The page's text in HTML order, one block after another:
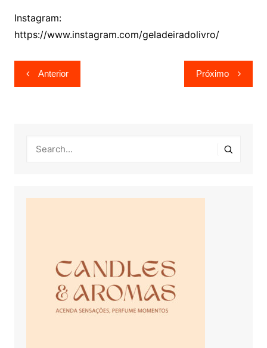
Instagram:
https://www.instagram.com/geladeiradolivro/
Navegação
de
Anterior Próximo